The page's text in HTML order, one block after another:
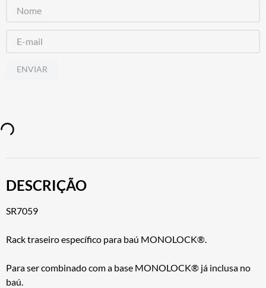
ENVIAR
DESCRIÇÃO
SR7059
Rack traseiro específico para baú MONOLOCK®.
Para ser combinado com a base MONOLOCK® já inclusa no
baú.